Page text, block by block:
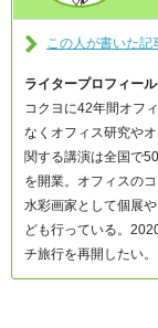
この人が書いた記
ライタープロフィール
コクヨに42年間オフ
なくオフィス研究や
関する講演は全国で
を開業。オフィスの
水彩画家として個展
ども行っている。
チ旅行を再開したい。